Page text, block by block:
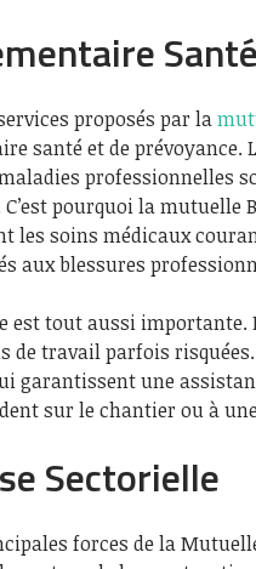
proposés par la
santé et de prévoyance.
professionnelles
pourquoi la mutuelle
les soins médicaux
aux blessures
est tout aussi
de travail parfois
garantissent une
sur le chantier ou à
Sectorielle
forces de la